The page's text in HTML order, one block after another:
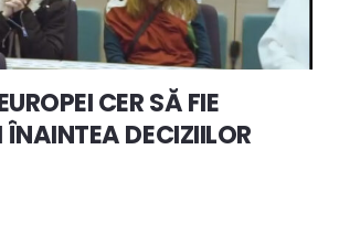
CER SĂ FIE
DECIZIILOR